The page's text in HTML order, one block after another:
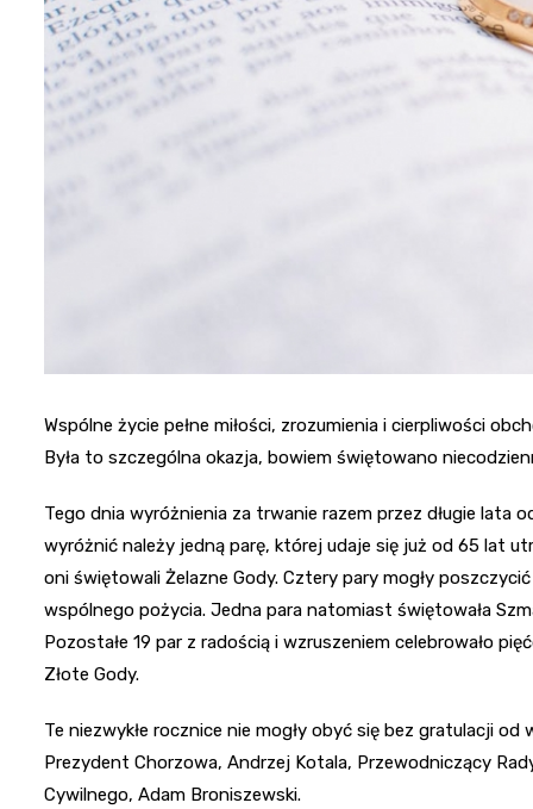
Wspólne życie pełne miłości, zrozumienia i cierpliwości
Była to szczególna okazja, bowiem świętowano
Tego dnia wyróżnienia za trwanie razem przez długie lata
wyróżnić należy jedną parę, której udaje się już od 65 lat
oni świętowali Żelazne Gody. Cztery pary mogły
wspólnego pożycia. Jedna para natomiast świętowała
Pozostałe 19 par z radością i wzruszeniem celebrowało
Złote Gody.
Te niezwykłe rocznice nie mogły obyć się bez gratulacji
Prezydent Chorzowa, Andrzej Kotala, Przewodniczący
Cywilnego, Adam Broniszewski.